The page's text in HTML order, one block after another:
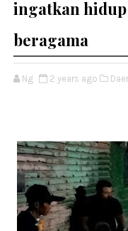
ingatkan
beragama
Ng 2 years ago